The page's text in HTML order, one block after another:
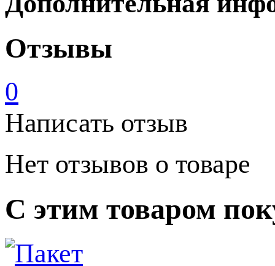
Отзывы
0
Написать отзыв
Нет отзывов о товаре
С этим товаром